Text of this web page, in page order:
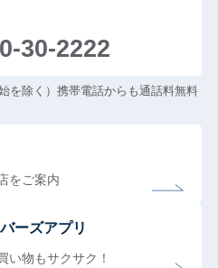
30-2222
を除く）携帯電話からも通話料無料
をご案内
ーズアプリ
い物もサクサク！